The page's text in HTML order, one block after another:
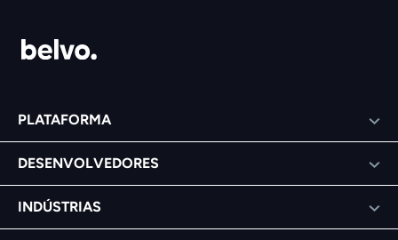
PLATAFORMA
DESENVOLVEDORES
INDÚSTRIAS